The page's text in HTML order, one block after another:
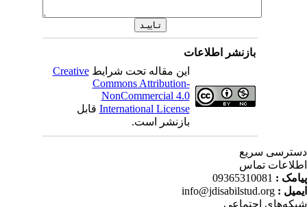
بازنشر اطلاعات
این مقاله تحت شرایطCreative
Commons Attribution-
NonCommercial 4.0
International Licenseقابل
بازنشر است.
سریع
تماس
:
09365310081
:
info@jdisabilstud.org
اجتماعی